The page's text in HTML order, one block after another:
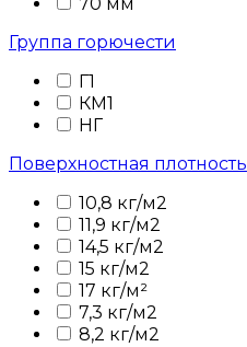
Группа горючести
Г1
КМ1
НГ
Поверхностная плотность
10,8 кг/м2
11,9 кг/м2
14,5 кг/м2
15 кг/м2
17 кг/м²
7,3 кг/м2
8,2 кг/м2